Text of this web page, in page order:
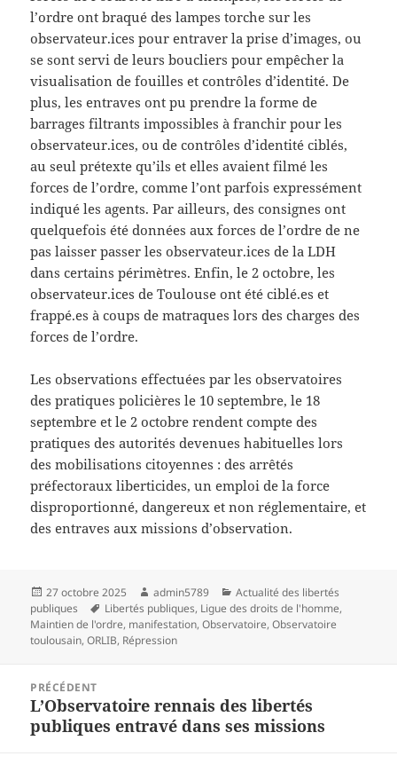
l’ordre ont braqué des lampes torche sur les
observateur.ices pour entraver la prise d’images, ou
se sont servi de leurs boucliers pour empêcher la
visualisation de fouilles et contrôles d’identité. De
plus, les entraves ont pu prendre la forme de
barrages filtrants impossibles à franchir pour les
observateur.ices, ou de contrôles d’identité ciblés,
au seul prétexte qu’ils et elles avaient filmé les
forces de l’ordre, comme l’ont parfois expressément
indiqué les agents. Par ailleurs, des consignes ont
quelquefois été données aux forces de l’ordre de ne
pas laisser passer les observateur.ices de la LDH
dans certains périmètres. Enfin, le 2 octobre, les
observateur.ices de Toulouse ont été ciblé.es et
frappé.es à coups de matraques lors des charges des
forces de l’ordre.
Les observations effectuées par les observatoires
des pratiques policières le 10 septembre, le 18
septembre et le 2 octobre rendent compte des
pratiques des autorités devenues habituelles lors
des mobilisations citoyennes : des arrêtés
préfectoraux liberticides, un emploi de la force
disproportionné, dangereux et non réglementaire, et
des entraves aux missions d’observation.
Publié
le
27 octobre 2025 Auteur
admin5789 Catégories
Actualité des libertés
publiques
Mots-
clés
Libertés publiques, Ligue des droits de l'homme,
Maintien de l'ordre, manifestation,Observatoire,Observatoire
toulousain,ORLIB, Répression
l’article
PRÉCÉDENT
Article
précédent :
L’Observatoire rennais des libertés
publiques entravé dans ses missions